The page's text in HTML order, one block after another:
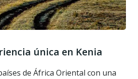
única en Kenia
de África Oriental con una